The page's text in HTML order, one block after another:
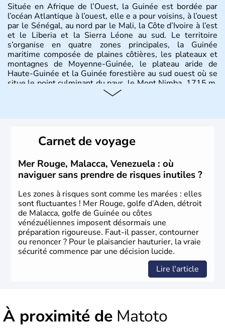
Située en Afrique de l’Ouest, la Guinée est bordée par
l’océan Atlantique à l’ouest, elle e a pour voisins, à l’ouest
par le Sénégal, au nord par le Mali, la Côte d’Ivoire à l’est
et le Liberia et la Sierra Léone au sud. Le territoire
s’organise en quatre zones principales, la Guinée
maritime composée de plaines côtières, les plateaux et
montagnes de Moyenne-Guinée, le plateau aride de
Haute-Guinée et la Guinée forestière au sud ouest où se
situe le point culminant du pays, le Mont Nimba, 1715 m.
Occupant 246 000 km2, le pays recense près de
Carnet de voyage
Mer Rouge, Malacca, Venezuela : où
naviguer sans prendre de risques inutiles ?
Les zones à risques sont comme les marées : elles
sont fluctuantes ! Mer Rouge, golfe d’Aden, détroit
de Malacca, golfe de Guinée ou côtes
vénézuéliennes imposent désormais une
préparation rigoureuse. Faut-il passer, contourner
ou renoncer ? Pour le plaisancier hauturier, la vraie
sécurité commence par une décision lucide.
Lire l'article
À proximité de Matoto